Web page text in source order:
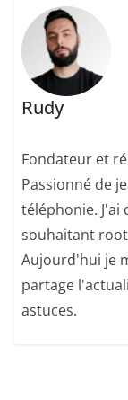
Rudy
Fondateur et
Passionné de
téléphonie. J'ai
souhaitant
Aujourd'hui je
partage
astuces.